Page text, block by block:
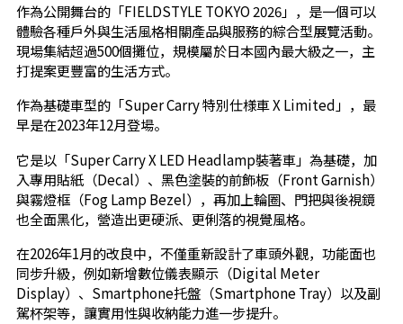
作為公開舞台的「FIELDSTYLE TOKYO 2026」，是一個可以
體驗各種戶外與生活風格相關產品與服務的綜合型展覽活動。
現場集結超過500個攤位，規模屬於日本國內最大級之一，主
打提案更豐富的生活方式。
作為基礎車型的「Super Carry 特別仕様車 X Limited」，最
早是在2023年12月登場。
它是以「Super Carry X LED Headlamp裝著車」為基礎，加
入專用貼紙（Decal）、黑色塗裝的前飾板（Front Garnish）
與霧燈框（Fog Lamp Bezel），再加上輪圈、門把與後視鏡
也全面黑化，營造出更硬派、更俐落的視覺風格。
在2026年1月的改良中，不僅重新設計了車頭外觀，功能面也
同步升級，例如新增數位儀表顯示（Digital Meter
Display）、Smartphone托盤（Smartphone Tray）以及副
駕杯架等，讓實用性與收納能力進一步提升。